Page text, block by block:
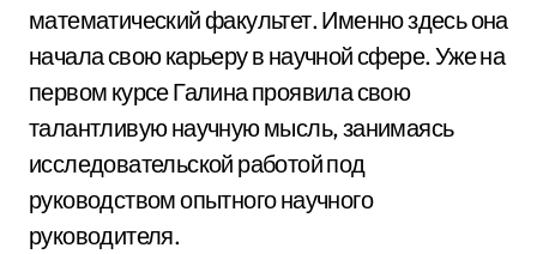
математический факультет. Именно здесь она
начала свою карьеру в научной сфере. Уже на
первом курсе Галина проявила свою
талантливую научную мысль, занимаясь
исследовательской работой под
руководством опытного научного
руководителя.